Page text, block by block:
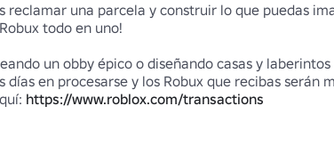
reclamar una parcela y construir lo que puedas
todo en uno!
un obby épico o diseñando casas y laberintos
en procesarse y los Robux que recibas serán
https://www.roblox.com/transactions